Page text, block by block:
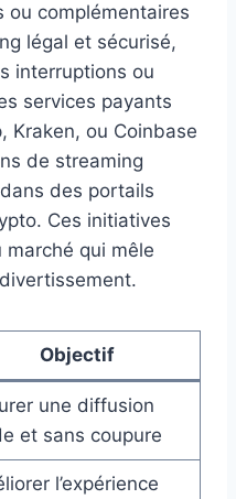
ou complémentaires
légal et sécurisé,
interruptions ou
services payants
Kraken, ou Coinbase
de streaming
des portails
Ces initiatives
marché qui mêle
Objectif
une diffusion
et sans coupure
l’expérience